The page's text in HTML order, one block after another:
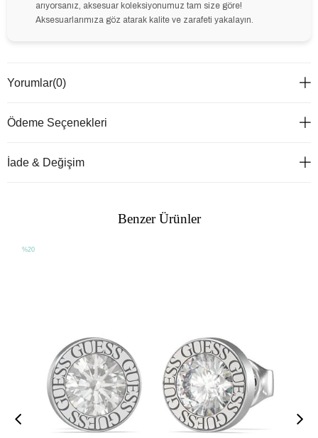
arıyorsanız, aksesuar koleksiyonumuz tam size göre!
Aksesuarlarımıza göz atarak kalite ve zarafeti yakalayın.
Yorumlar(0)
Ödeme Seçenekleri
İade & Değişim
Benzer Ürünler
%20